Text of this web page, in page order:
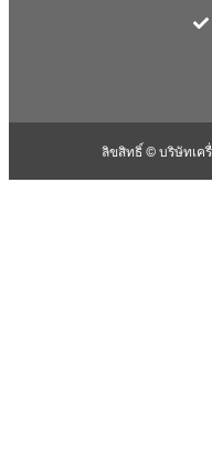
ลิขสิทธิ์ © บริษัทเค